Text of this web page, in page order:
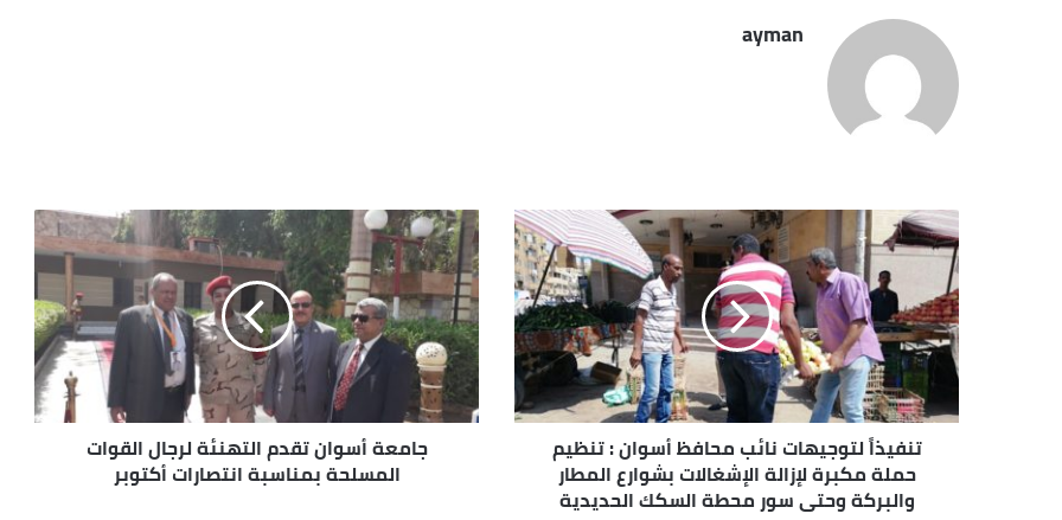
ayman
تنفيذاً لتوجيهات نائب محافظ أسوان : تنظيم
حملة مكبرة لإزالة الإشغالات بشوارع المطار
والبركة وحتى سور محطة السكك الحديدية
جامعة أسوان تقدم التهنئة لرجال القوات
المسلحة بمناسبة انتصارات أكتوبر